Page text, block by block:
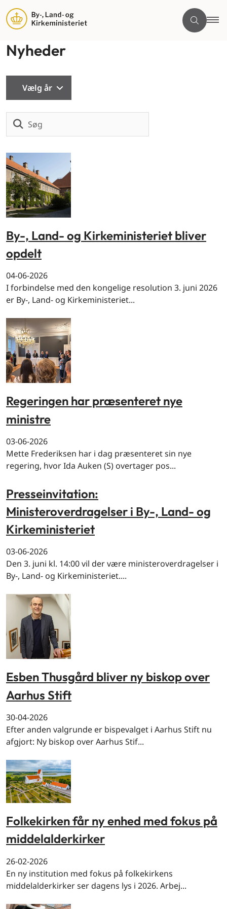
Nyheder
Vælg år
By-, Land- og Kirkeministeriet bliver
opdelt
04-06-2026
I forbindelse med den kongelige resolution 3. juni 2026
er By-, Land- og Kirkeministeriet...
Regeringen har præsenteret nye
ministre
03-06-2026
Mette Frederiksen har i dag præsenteret sin nye
regering, hvor Ida Auken (S) overtager pos...
Presseinvitation:
Ministeroverdragelser i By-, Land- og
Kirkeministeriet
03-06-2026
Den 3. juni kl. 14:00 vil der være ministeroverdragelser i
By-, Land- og Kirkeministeriet....
Esben Thusgård bliver ny biskop over
Aarhus Stift
30-04-2026
Efter anden valgrunde er bispevalget i Aarhus Stift nu
afgjort: Ny biskop over Aarhus Stif...
Folkekirken får ny enhed med fokus på
middelalderkirker
26-02-2026
En ny institution med fokus på folkekirkens
middelalderkirker ser dagens lys i 2026. Arbej...